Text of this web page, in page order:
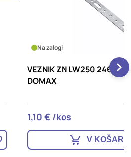
246X22X2 mm 20 kos/pak